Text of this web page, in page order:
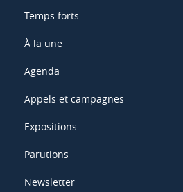
Temps forts
À la une
Agenda
Appels et campagnes
Expositions
Parutions
Newsletter